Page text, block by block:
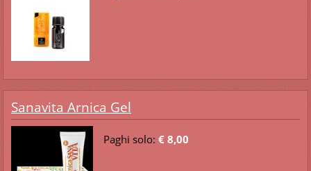
Sanavita Arnica Gel
Paghi solo: € 8,00